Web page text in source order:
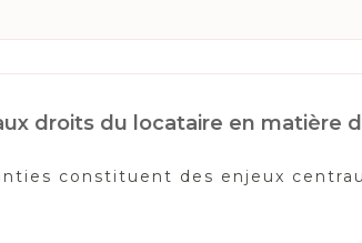
droits du locataire en matière
constituent des enjeux